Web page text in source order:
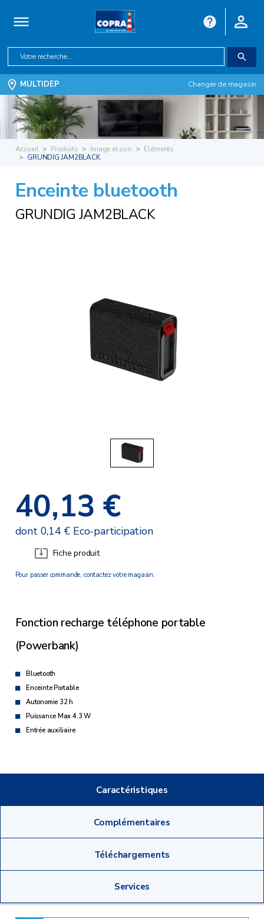
MULTIDEP Changer de magasin
Accueil Produits Image et son
Eléments
GRUNDIG JAM2BLACK
Enceinte bluetooth
GRUNDIG JAM2BLACK
40,13 €
dont 0,14 € Eco-participation
Fiche produit
Pour passer commande, contactez votre magasin.
Fonction recharge téléphone portable
(Powerbank)
Bluetooth
Enceinte Portable
Autonomie 32 h
Puissance Max 4.3 W
Entrée auxiliaire
Caractéristiques
Complémentaires
Téléchargements
Services